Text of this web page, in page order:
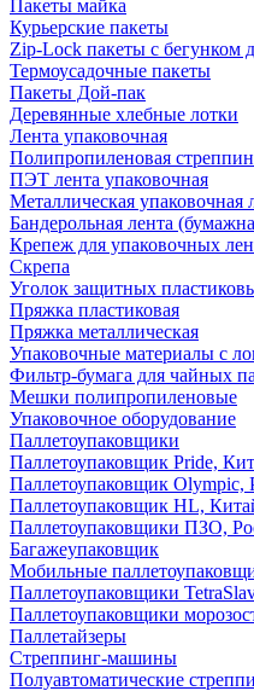
Пакеты майка
Курьерские пакеты
Zip-Lock пакеты с бегунком
Термоусадочные пакеты
Пакеты Дой-пак
Деревянные хлебные лотки
Лента упаковочная
Полипропиленовая
ПЭТ лента упаковочная
Металлическая упаковочная
Бандерольная лента
Крепеж для упаковочных
Скрепа
Уголок защитных
Пряжка пластиковая
Пряжка металлическая
Упаковочные материалы с
Фильтр-бумага для чайных
Мешки полипропиленовые
Упаковочное оборудование
Паллетоупаковщики
Паллетоупаковщик Pride,
Паллетоупаковщик Olympic,
Паллетоупаковщик HL,
Паллетоупаковщики ПЗО,
Багажеупаковщик
Мобильные
Паллетоупаковщики
Паллетоупаковщики
Паллетайзеры
Стреппинг-машины
Полуавтоматические